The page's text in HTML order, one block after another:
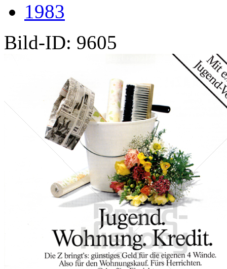
1983
Bild-ID: 9605